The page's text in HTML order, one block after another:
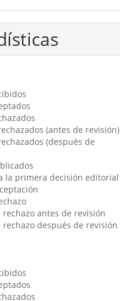
(antes de revisión)
(después de
la primera decisión editorial
antes de revisión
después de revisión